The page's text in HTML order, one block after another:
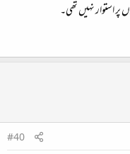
استوار نہیں تھی۔
#40